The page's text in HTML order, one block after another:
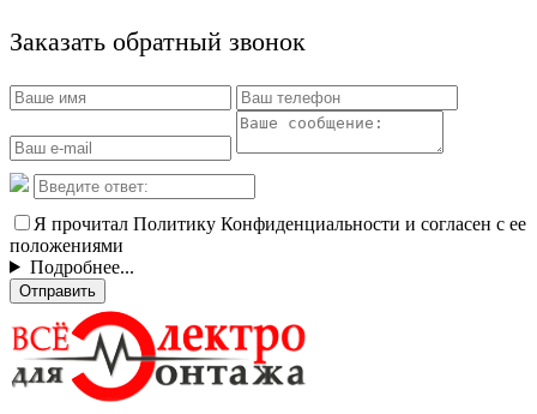
Заказать обратный звонок
Я прочитал Политику Конфиденциальности и согласен с ее
положениями
Подробнее...
Отправить